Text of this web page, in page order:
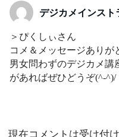
デジカメインスト
＞ぴくしぃさん
コメ＆メッセージありが
男女問わずのデジカメ講
があればぜひどうぞ(^-^)/
現在コメントは受け付